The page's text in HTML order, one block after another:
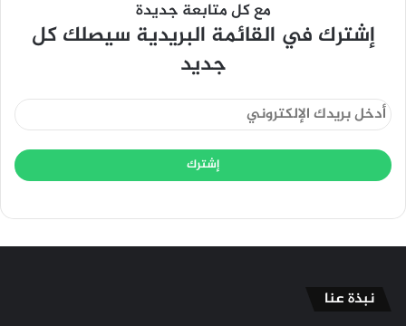
مع كل متابعة جديدة
إشترك في القائمة البريدية سيصلك كل
جديد
نبذة عنا